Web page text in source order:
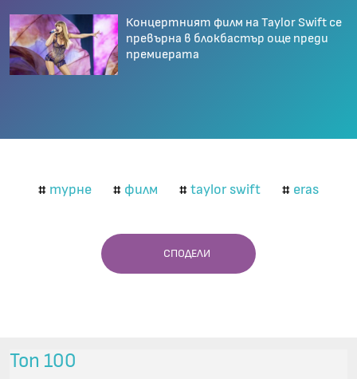
Концертният филм на Taylor Swift се
превърна в блокбастър още преди
премиерата
# турне # филм # taylor swift # eras
СПОДЕЛИ
Топ 100